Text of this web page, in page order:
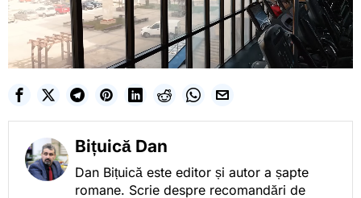
Bițuică Dan
Dan Bițuică este editor și autor a șapte
romane. Scrie despre recomandări de